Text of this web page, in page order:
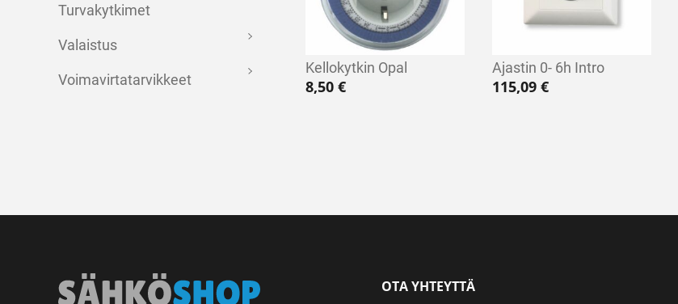
Turvakytkimet
Valaistus
Voimavirtatarvikkeet
Kellokytkin Opal
8,50 €
Ajastin 0- 6h Intro
115,09€
OTA YHTEYTTÄ